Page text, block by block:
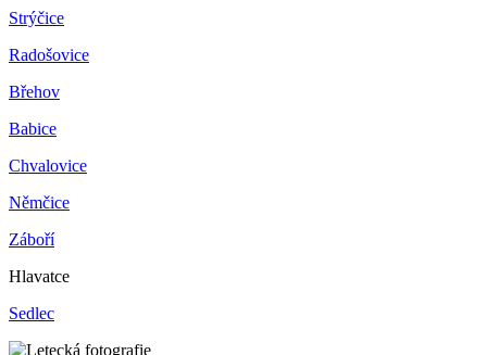
Strýčice
Radošovice
Břehov
Babice
Chvalovice
Němčice
Záboří
Hlavatce
Sedlec